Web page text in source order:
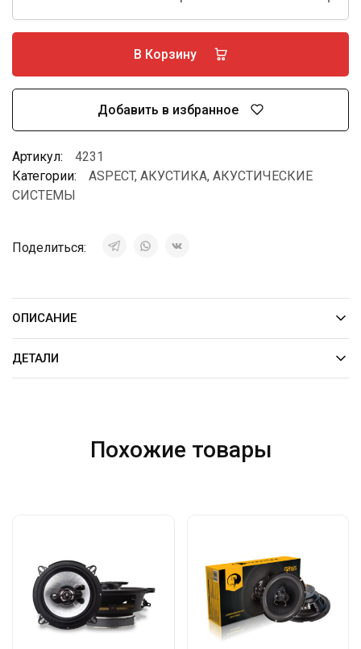
В Корзину
Добавить в избранное
Артикул:
4231
Категории:
ASPECT, АКУСТИКА, АКУСТИЧЕСКИЕ
СИСТЕМЫ
Поделиться:
ОПИСАНИЕ
ДЕТАЛИ
Похожие товары